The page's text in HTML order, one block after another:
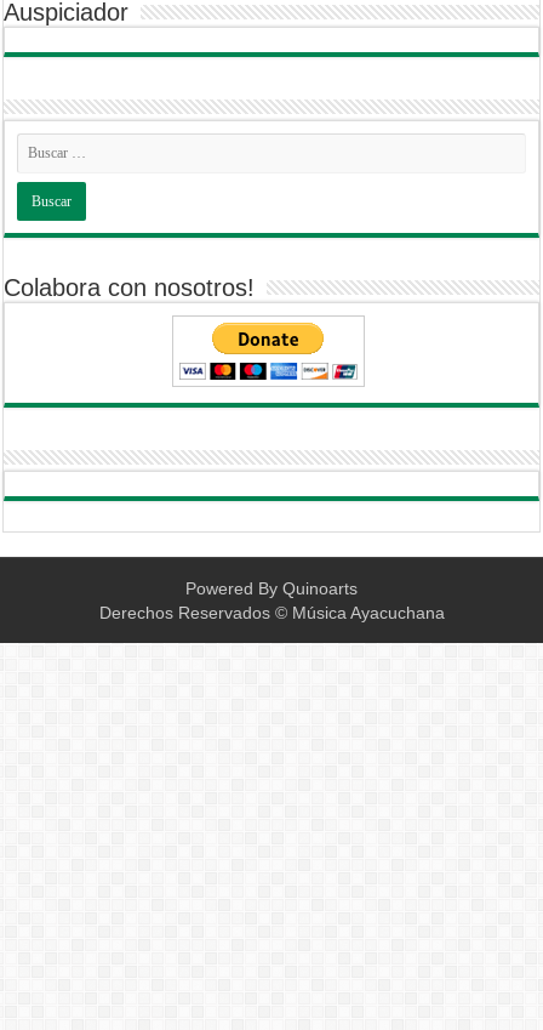
Auspiciador
Colabora con nosotros!
Powered By Quinoarts
Derechos Reservados © Música Ayacuchana